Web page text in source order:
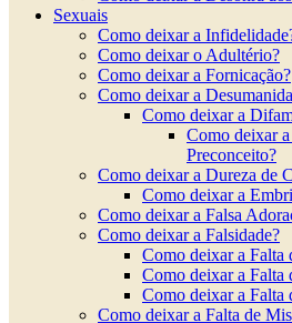
Sexuais
Como deixar a
Como deixar o Adultério?
Como deixar a Fornicação?
Como deixar a
Como deixar a
Como deixar
Preconceito?
Como deixar a Dureza de
Como deixar a
Como deixar a Falsa
Como deixar a Falsidade?
Como deixar a
Como deixar a Falta
Como deixar a Falta
Como deixar a Falta de